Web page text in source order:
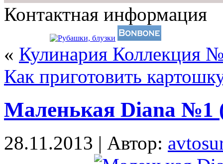
Контактная информация
« Кулинария Коллекция
Как приготовить
Маленькая Diana №1
28.11.2013 | Автор: